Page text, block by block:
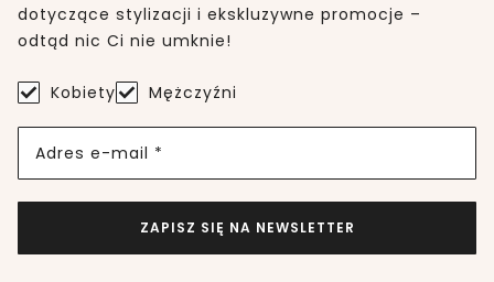
dotyczące stylizacji i ekskluzywne promocje –
odtąd nic Ci nie umknie!
Kobiety Mężczyźni
Adres e-mail *
ZAPISZ SIĘ NA NEWSLETTER